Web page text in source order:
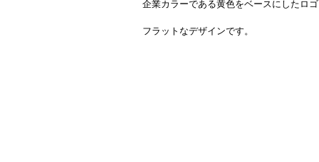
企業カラーである黄色をベースにしたロ
フラットなデザインです。